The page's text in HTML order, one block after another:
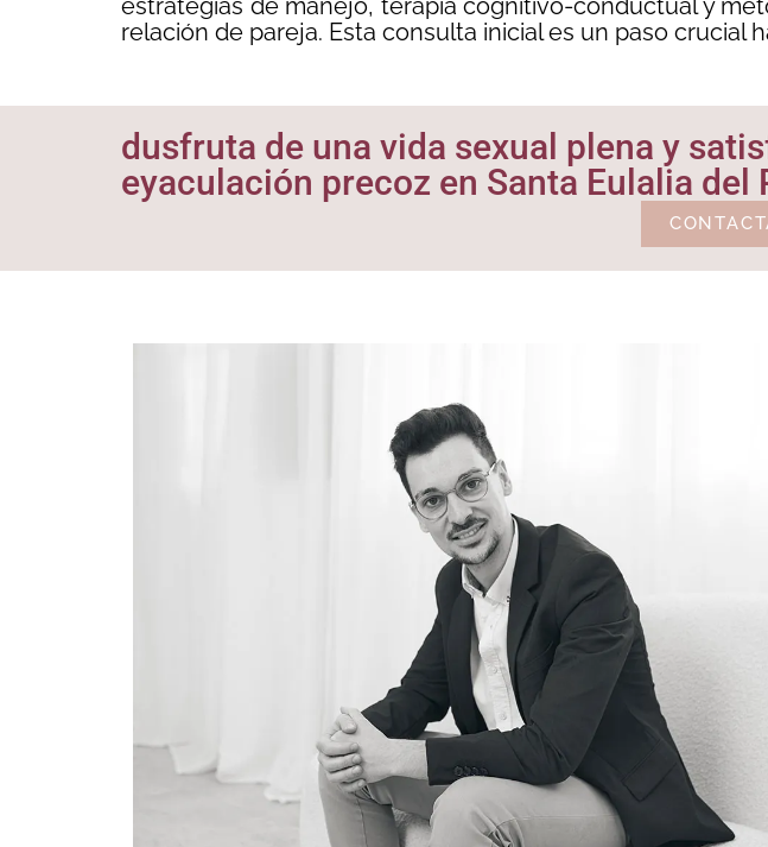
relación de pareja. Esta consulta inicial es un paso crucial
dusfruta de una vida sexual plena y
eyaculación precoz en Santa Eulalia del